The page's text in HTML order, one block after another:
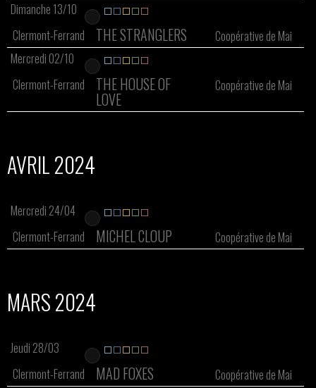
Dimanche 13/10
Clermont-Ferrand
THE STRANGLERS
Coopérative de Mai
Mercredi 02/10
Clermont-Ferrand
THE HOUSE OF
LOVE
Coopérative de Mai
AVRIL 2024
Mercredi 24/04
Clermont-Ferrand
MICHEL CLOUP Coopérative de Mai
MARS 2024
Jeudi 28/03
Clermont-Ferrand
MAD FOXES
Coopérative de Mai